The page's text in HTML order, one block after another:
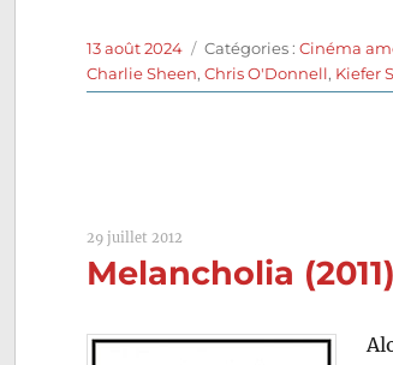
Publié
le
13 août 2024 Catégories
Catégories :Cinéma
Charlie Sheen,Chris O'Donnell, Kiefer
29 juillet 2012
Melancholia